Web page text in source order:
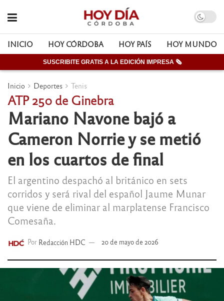
INICIO HOY CÓRDOBA HOY PAÍS HOY MUNDO
SUSCRIBITE GRATIS A LA EDICIÓN IMPRESA 🗞
Inicio Deportes Tenis
ATP 250 de Ginebra
Mariano Navone bajó a
Cameron Norrie y se metió
en los cuartos de final
El argentino despachó al británico en sets
corridos y será rival del español Jaume Munar
que viene de eliminar al marplatense Francisco
Comesaña.
Por Redacción HDC 20 de mayo de 2026